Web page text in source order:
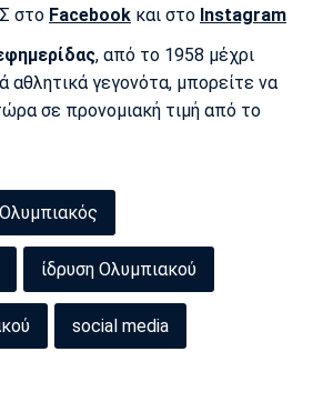
Μπενφίκα
στο Facebook και στο Instagram
, από το 1958 μέχρι
αθλητικά γεγονότα, μπορείτε να
σε προνομιακή τιμή από το
Ολυμπιακός
ίδρυση Ολυμπιακού
social media